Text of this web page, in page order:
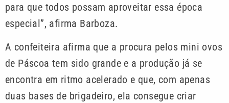
para que todos possam aproveitar essa época
especial”, afirma Barboza.
A confeiteira afirma que a procura pelos mini ovos
de Páscoa tem sido grande e a produção já se
encontra em ritmo acelerado e que, com apenas
duas bases de brigadeiro, ela consegue criar